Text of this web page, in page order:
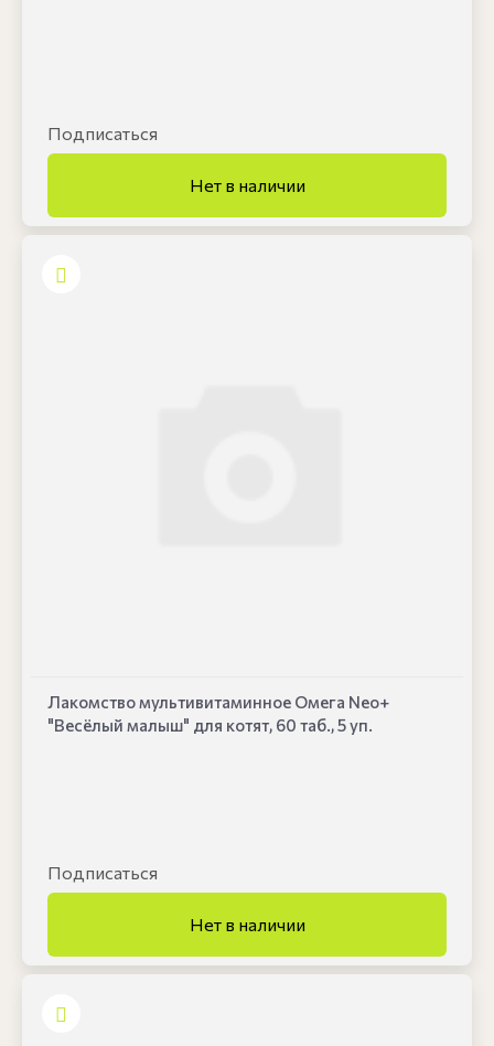
Подписаться
Лакомство мультивитаминное Омега Neo+
"Весёлый малыш" для котят, 60 таб., 5 уп.
Подписаться